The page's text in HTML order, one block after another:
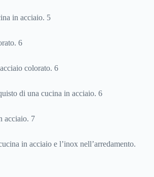
in acciaio. 5
6
colorato. 6
di una cucina in acciaio. 6
acciaio. 7
in acciaio e l’inox nell’arredamento.